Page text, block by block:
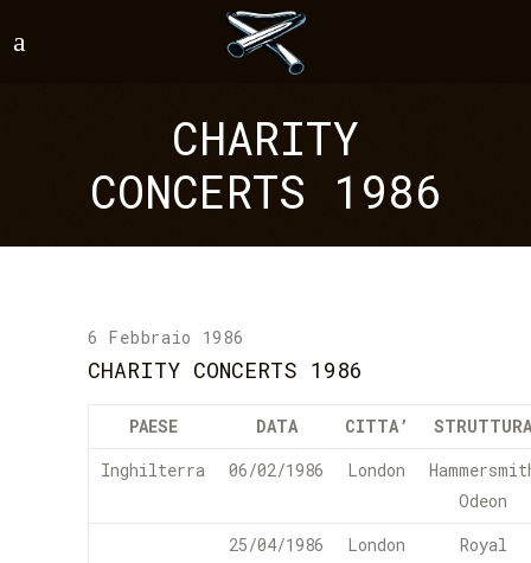
CHARITY
CONCERTS 1986
6 Febbraio 1986
CHARITY CONCERTS 1986
PAESE DATA CITTA’
STRUTTURA
Inghilterra
06/02/1986 London
Odeon
25/04/1986
London
Royal